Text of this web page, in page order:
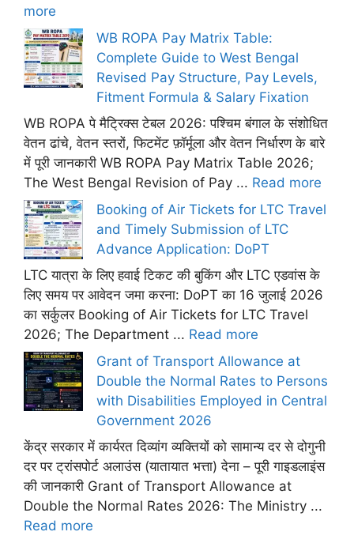
more
WB ROPA Pay Matrix Table:
Complete Guide to West Bengal
Revised Pay Structure, Pay Levels,
Fitment Formula & Salary Fixation
WB ROPA पे मैट्रिक्स टेबल 2026: पश्चिम बंगाल के संशोधित
वेतन ढांचे, वेतन स्तरों, फिटमेंट फ़ॉर्मूला और वेतन निर्धारण के बारे
में पूरी जानकारी WB ROPA Pay Matrix Table 2026;
The West Bengal Revision of Pay ... Read more
Booking of Air Tickets for LTC Travel
and Timely Submission of LTC
Advance Application: DoPT
LTC यात्रा के लिए हवाई टिकट की बुकिंग और LTC एडवांस के
लिए समय पर आवेदन जमा करना: DoPT का 16 जुलाई 2026
का सर्कुलर Booking of Air Tickets for LTC Travel
2026; The Department ... Read more
Grant of Transport Allowance at
Double the Normal Rates to Persons
with Disabilities Employed in Central
Government 2026
केंद्र सरकार में कार्यरत दिव्यांग व्यक्तियों को सामान्य दर से दोगुनी
दर पर ट्रांसपोर्ट अलाउंस (यातायात भत्ता) देना – पूरी गाइडलाइंस
की जानकारी Grant of Transport Allowance at
Double the Normal Rates 2026: The Ministry ...
Read more